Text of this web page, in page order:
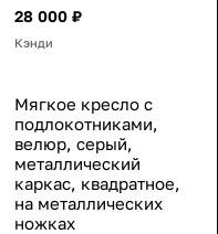
28 000 ₽
Кэнди
Мягкое кресло с
подлокотниками,
велюр, серый,
металлический
каркас, квадратное,
на металлических
ножках